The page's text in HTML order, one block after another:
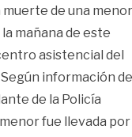
de una menor
mañana de este
asistencial del
información
de la Policía
fue llevada por